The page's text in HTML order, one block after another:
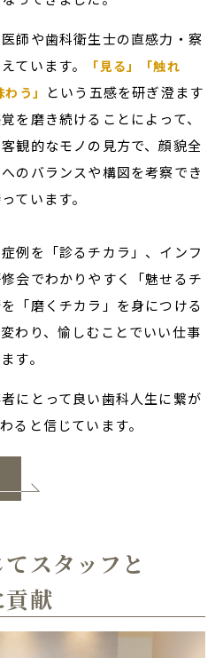
師や歯科衛生士の直感力・察
ています。
「見る」「触れ
う」
という五感を研ぎ澄ます
を磨き続けることによって、
観的なモノの見方で、顔貌全
のバランスや構図を考察でき
ています。
例を「診るチカラ」、インフ
会でわかりやすく「魅せるチ
「磨くチカラ」を身につける
わり、愉しむことでいい仕事
す。
にとって良い歯科人生に繋が
ると信じています。
スタッフと
献